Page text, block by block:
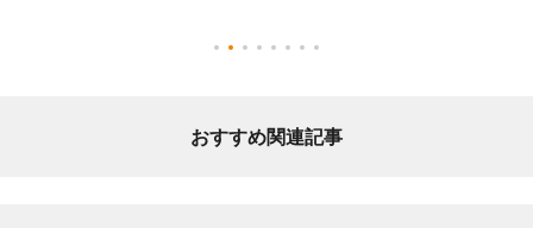
おすすめ関連記事